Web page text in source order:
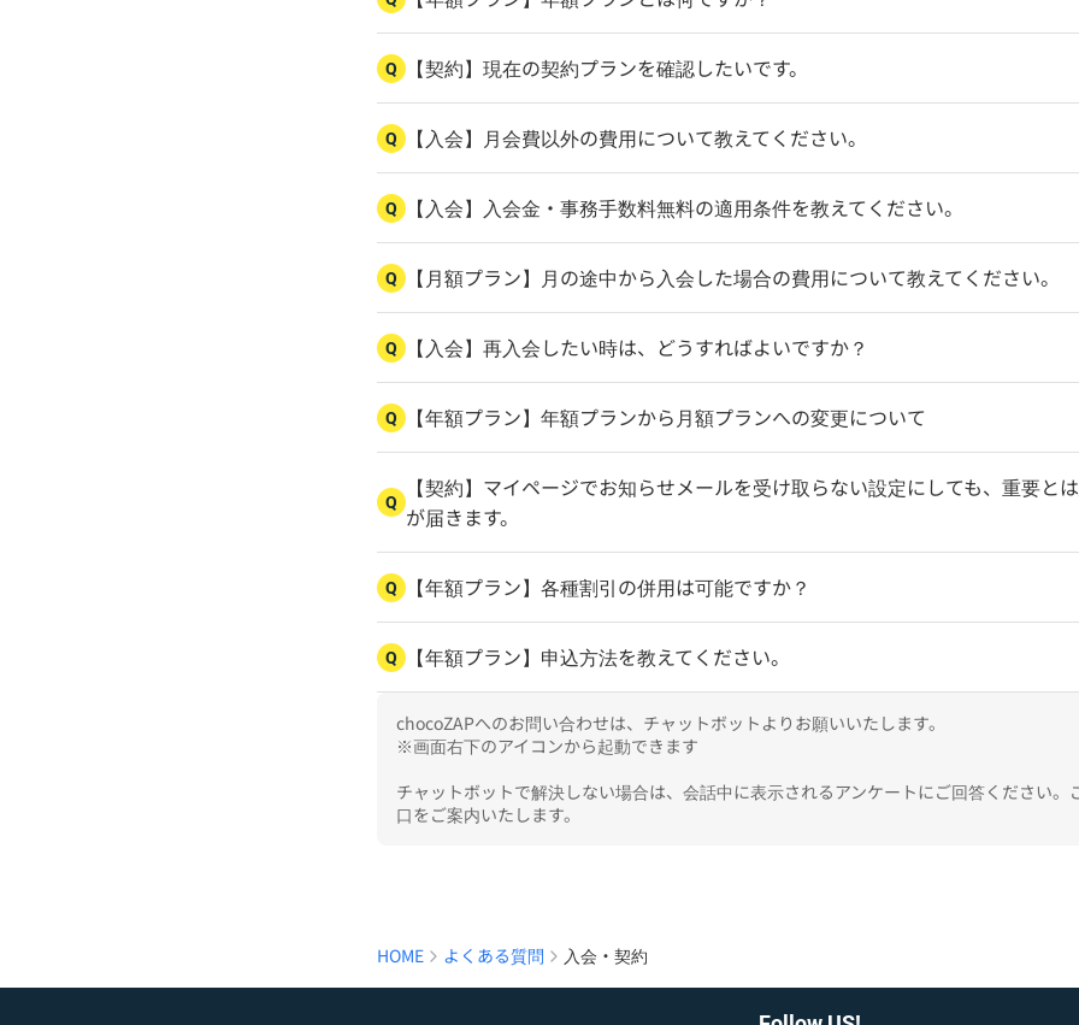
Q 【契約】現在の契約プランを確認したいです。
Q 【入会】月会費以外の費用について教えてください。
Q 【入会】入会金・事務手数料無料の適用条件を教えてください。
Q 【月額プラン】月の途中から入会した場合の費用について教えてください。
Q 【入会】再入会したい時は、どうすればよいですか？
Q 【年額プラン】年額プランから月額プランへの変更について
Q
【契約】マイページでお知らせメールを受け取らない設定にしても、重要と
が届きます。
Q 【年額プラン】各種割引の併用は可能ですか？
Q 【年額プラン】申込方法を教えてください。
chocoZAPへのお問い合わせは、チャットボットよりお願いいたします。
※画面右下のアイコンから起動できます
チャットボットで解決しない場合は、会話中に表示されるアンケートにご回答ください。
口をご案内いたします。
HOME よくある質問 入会・契約